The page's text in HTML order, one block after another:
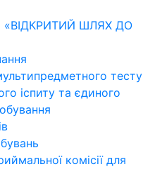
«ВІДКРИТИЙ ШЛЯХ ДО
тесту
іспиту та єдиного
комісії для